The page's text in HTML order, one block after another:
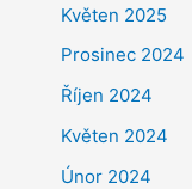
Květen 2025
Prosinec 2024
Říjen 2024
Květen 2024
Únor 2024